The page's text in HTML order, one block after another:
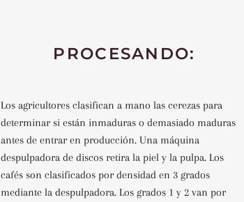
PROCESANDO:
Los agricultores clasifican a mano las cerezas para
determinar si están inmaduras o demasiado maduras
antes de entrar en producción. Una máquina
despulpadora de discos retira la piel y la pulpa. Los
cafés son clasificados por densidad en 3 grados
mediante la despulpadora. Los grados 1 y 2 van por